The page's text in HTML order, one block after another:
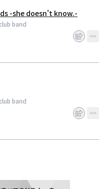
-she doesn't know.-
band
band